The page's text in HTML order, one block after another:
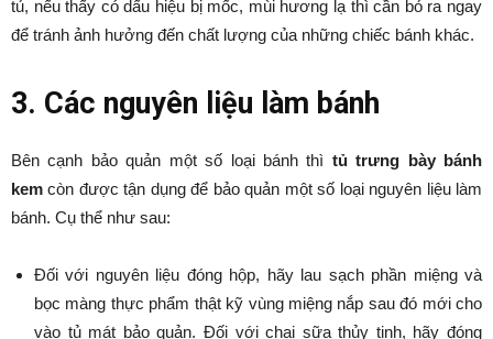
tủ, nếu thấy có dấu hiệu bị mốc, mùi hương lạ thì cần bỏ ra ngay
để tránh ảnh hưởng đến chất lượng của những chiếc bánh khác.
3. Các nguyên liệu làm bánh
Bên cạnh bảo quản một số loại bánh thì tủ trưng bày bánh
kem còn được tận dụng để bảo quản một số loại nguyên liệu làm
bánh. Cụ thể như sau:
Đối với nguyên liệu đóng hộp, hãy lau sạch phần miệng và
bọc màng thực phẩm thật kỹ vùng miệng nắp sau đó mới cho
vào tủ mát bảo quản. Đối với chai sữa thủy tinh, hãy đóng